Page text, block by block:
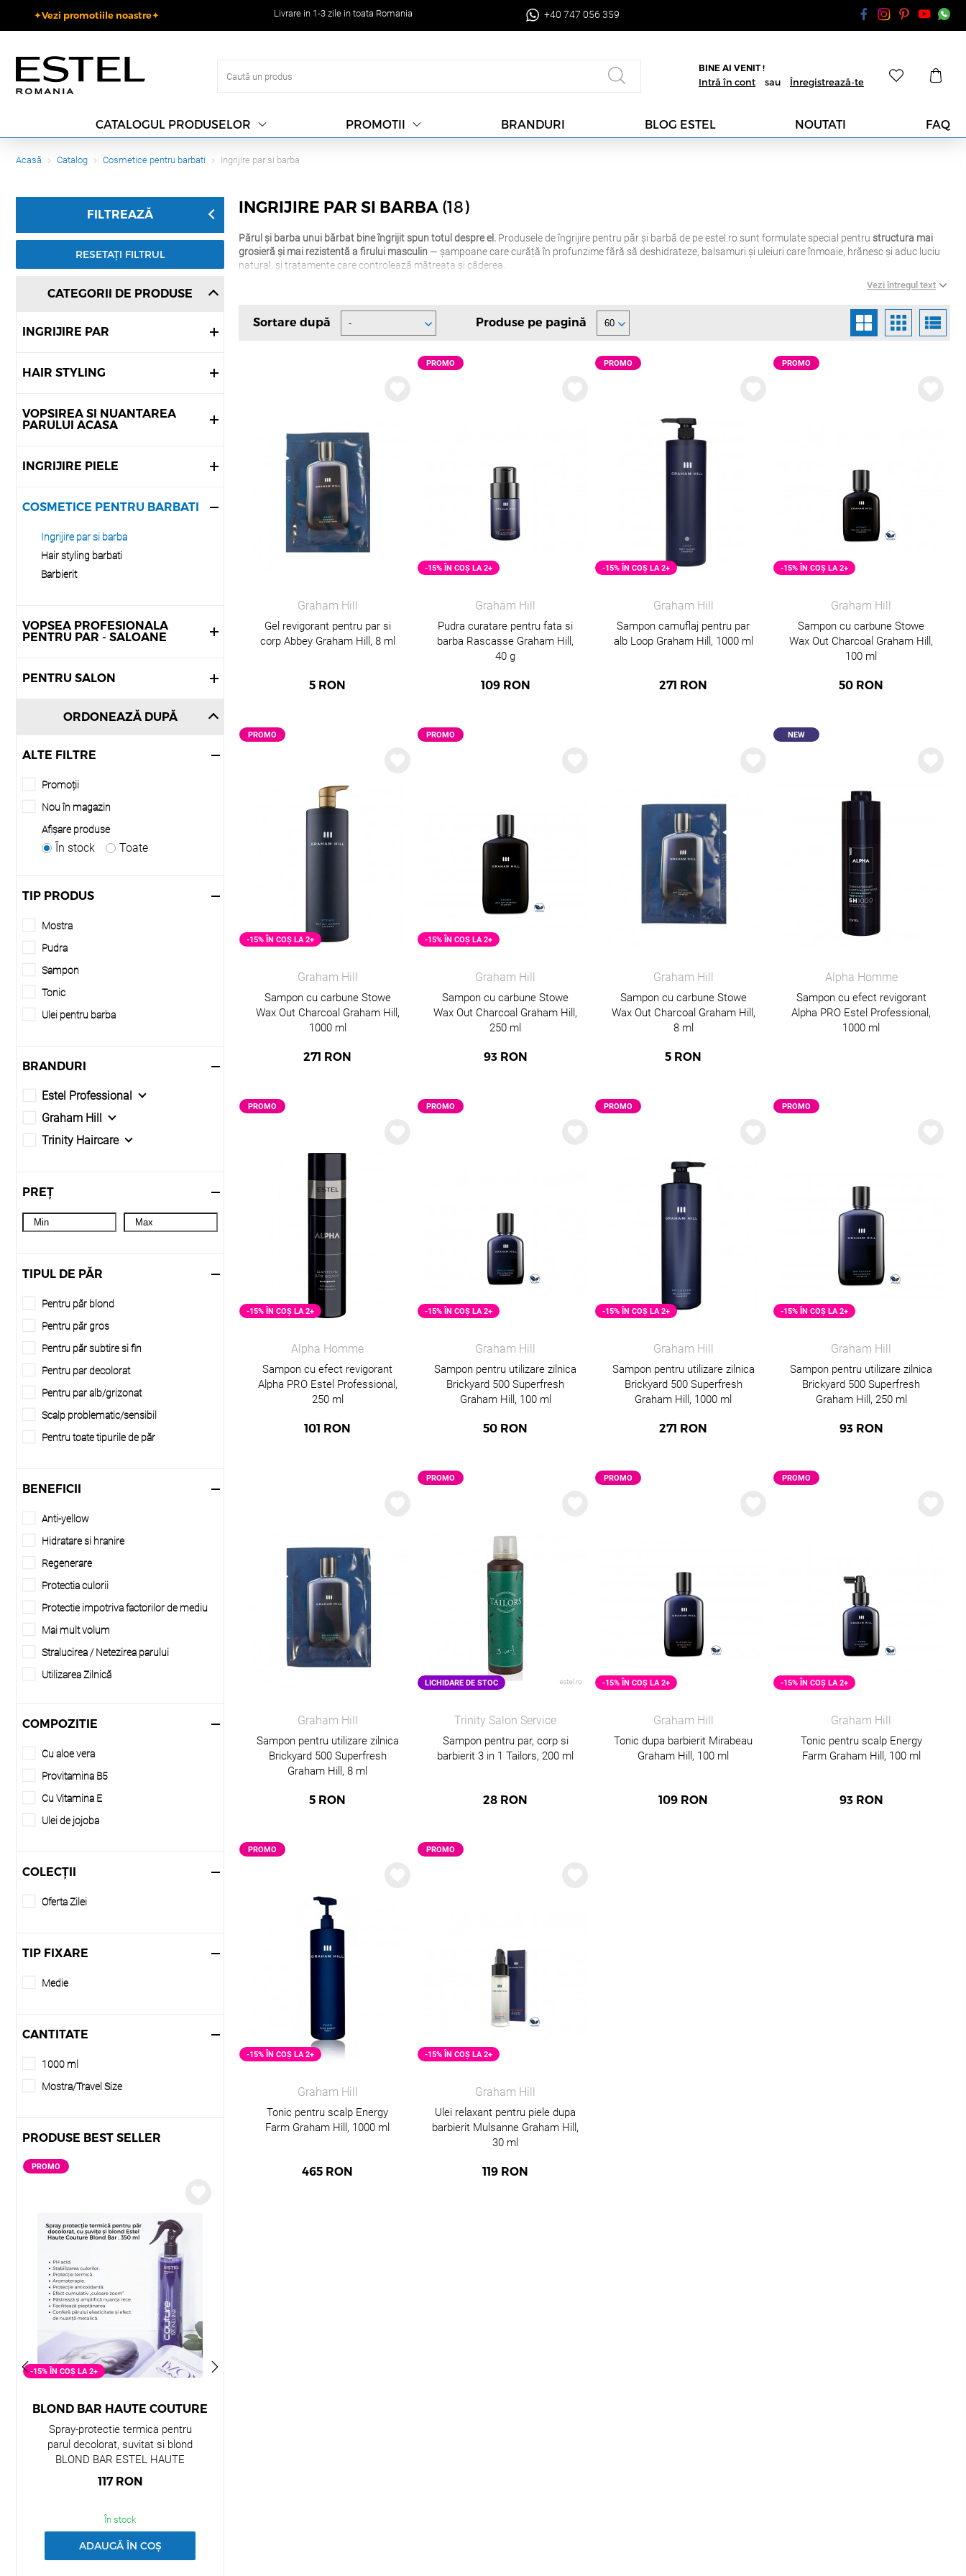
✦Vezi promotiile noastre✦ Livrare in 1-3 zile in toata Romania +40 747 056 359
BINE AI VENIT !
Intră în cont sau Înregistrează-te
CATALOGUL PRODUSELOR PROMOTII BRANDURI BLOG ESTEL NOUTATI FAQ
Acasă Catalog Cosmetice pentru barbati Ingrijire par si barba
FILTREAZĂ
RESETAȚI FILTRUL
CATEGORII DE PRODUSE
INGRIJIRE PAR
HAIR STYLING
VOPSIREA SI NUANTAREA
PARULUI ACASA
INGRIJIRE PIELE
COSMETICE PENTRU BARBATI
Ingrijire par si barba
Hair styling barbati
Barbierit
VOPSEA PROFESIONALA
PENTRU PAR - SALOANE
PENTRU SALON
ORDONEAZĂ DUPĂ
ALTE FILTRE
Promoții
Nou în magazin
Afişare produse
În stock Toate
TIP PRODUS
Mostra
Pudra
Sampon
Tonic
Ulei pentru barba
BRANDURI
Estel Professional
Graham Hill
Trinity Haircare
PREȚ
TIPUL DE PĂR
Pentru păr blond
Pentru păr gros
Pentru păr subtire si fin
Pentru par decolorat
Pentru par alb/grizonat
Scalp problematic/sensibil
Pentru toate tipurile de păr
BENEFICII
Anti-yellow
Hidratare si hranire
Regenerare
Protectia culorii
Protectie impotriva factorilor de mediu
Mai mult volum
Stralucirea / Netezirea parului
Utilizarea Zilnică
Cresterea parului
Fortifiere
Detox
Texturare
COMPOZITIE
Cu aloe vera
Provitamina B5
Cu Vitamina E
Ulei de jojoba
COLECȚII
Oferta Zilei
TIP FIXARE
Medie
CANTITATE
1000 ml
Mostra/Travel Size
PRODUSE BEST SELLER
-15% ÎN COȘ LA 2+
BLOND BAR HAUTE COUTURE
Spray-protectie termica pentru
parul decolorat, suvitat si blond
BLOND BAR ESTEL HAUTE
COUTURE, 350 ml
117 RON
În stock
ADAUGĂ ÎN COȘ
PROMO
INGRIJIRE PAR SI BARBA (18)
Părul și barba unui bărbat bine îngrijit spun totul despre el. Produsele de îngrijire pentru păr și barbă de pe estel.ro sunt formulate special pentru structura mai
grosieră și mai rezistentă a firului masculin — șampoane care curăță în profunzime fără să deshidrateze, balsamuri și uleiuri care înmoaie, hrănesc și aduc luciu
natural, și tratamente care controlează mătreața și căderea.
pentru fixare ușoară și nutriție,creme
produse de salon recomandate de barberi și
frizeri profesioniști. Branduri: ,Estel Professional.
Vezi întregul text
Sortare după Produse pe pagină
Graham Hill
Gel revigorant pentru par si
corp Abbey Graham Hill, 8 ml
5 RON
-15% ÎN COȘ LA 2+
Graham Hill
Pudra curatare pentru fata si
barba Rascasse Graham Hill,
40 g
109 RON
PROMO
-15% ÎN COȘ LA 2+
Graham Hill
Sampon camuflaj pentru par
alb Loop Graham Hill, 1000 ml
271 RON
PROMO
-15% ÎN COȘ LA 2+
Graham Hill
Sampon cu carbune Stowe
Wax Out Charcoal Graham Hill,
100 ml
50 RON
PROMO
-15% ÎN COȘ LA 2+
Graham Hill
Sampon cu carbune Stowe
Wax Out Charcoal Graham Hill,
1000 ml
271 RON
PROMO
-15% ÎN COȘ LA 2+
Graham Hill
Sampon cu carbune Stowe
Wax Out Charcoal Graham Hill,
250 ml
93 RON
PROMO
Graham Hill
Sampon cu carbune Stowe
Wax Out Charcoal Graham Hill,
8 ml
5 RON
Alpha Homme
Sampon cu efect revigorant
Alpha PRO Estel Professional,
1000 ml
NEW
-15% ÎN COȘ LA 2+
Alpha Homme
Sampon cu efect revigorant
Alpha PRO Estel Professional,
250 ml
101 RON
PROMO
-15% ÎN COȘ LA 2+
Graham Hill
Sampon pentru utilizare zilnica
Brickyard 500 Superfresh
Graham Hill, 100 ml
50 RON
PROMO
-15% ÎN COȘ LA 2+
Graham Hill
Sampon pentru utilizare zilnica
Brickyard 500 Superfresh
Graham Hill, 1000 ml
271 RON
PROMO
-15% ÎN COȘ LA 2+
Graham Hill
Sampon pentru utilizare zilnica
Brickyard 500 Superfresh
Graham Hill, 250 ml
93 RON
PROMO
Graham Hill
Sampon pentru utilizare zilnica
Brickyard 500 Superfresh
Graham Hill, 8 ml
5 RON
LICHIDARE DE STOC
Trinity Salon Service
Sampon pentru par, corp si
barbierit 3 in 1 Tailors, 200 ml
28 RON
PROMO
-15% ÎN COȘ LA 2+
Graham Hill
Tonic dupa barbierit Mirabeau
Graham Hill, 100 ml
109 RON
PROMO
-15% ÎN COȘ LA 2+
Graham Hill
Tonic pentru scalp Energy
Farm Graham Hill, 100 ml
93 RON
PROMO
-15% ÎN COȘ LA 2+
Graham Hill
Tonic pentru scalp Energy
Farm Graham Hill, 1000 ml
465 RON
PROMO
-15% ÎN COȘ LA 2+
Graham Hill
Ulei relaxant pentru piele dupa
barbierit Mulsanne Graham Hill,
30 ml
119 RON
PROMO